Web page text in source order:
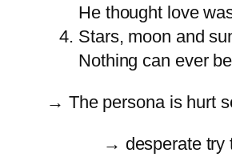
He thought love
Stars, moon and
Nothing can ever
→ The persona is hurt
→ desperate try to